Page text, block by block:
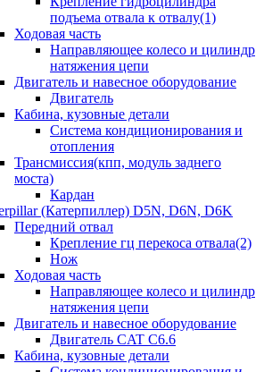
подъема отвала к отвалу(1)
Ходовая часть
Направляющее колесо и цилиндр
натяжения цепи
Двигатель и навесное оборудование
Двигатель
Кабина, кузовные детали
Система кондиционирования и
отопления
Трансмиссия(кпп, модуль заднего
моста)
Кардан
(Катерпиллер) D5N, D6N, D6K
Передний отвал
Крепление гц перекоса отвала(2)
Нож
Ходовая часть
Направляющее колесо и цилиндр
натяжения цепи
Двигатель и навесное оборудование
Двигатель CAT C6.6
Кабина, кузовные детали